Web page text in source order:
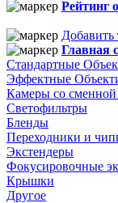
Рейтинг
Добавить
Главная
Стандартные
Эффектные
Камеры со сменной
Светофильтры
Бленды
Переходники и
Экстендеры
Фокусировочные
Крышки
Другое